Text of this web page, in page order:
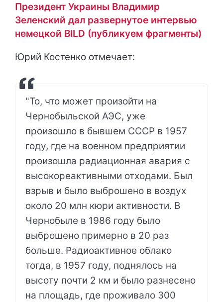
Президент Украины Владимир
Зеленский дал развернутое интервью
немецкой BILD (публикуем фрагменты)
Юрий Костенко отмечает:
"То, что может произойти на
Чернобыльской АЭС, уже
произошло в бывшем СССР в 1957
году, где на военном предприятии
произошла радиационная авария с
высокореактивными отходами. Был
взрыв и было выброшено в воздух
около 20 млн кюри активности. В
Чернобыле в 1986 году было
выброшено примерно в 20 раз
больше. Радиоактивное облако
тогда, в 1957 году, поднялось на
высоту почти 2 км и было разнесено
на площадь, где проживало 300